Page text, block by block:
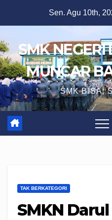
Sen. Agu 10th,
SMK
MUNCAR
SMK BISA,
TAK BERKATEGORI
SMKN